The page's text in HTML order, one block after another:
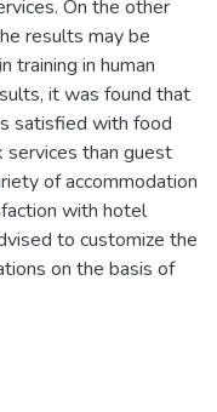
On the other
results may be
training in human
it was found that
satisfied with food
services than guest
of accommodation
with hotel
to customize the
on the basis of